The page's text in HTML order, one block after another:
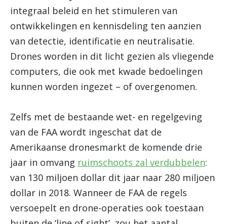
integraal beleid en het stimuleren van
ontwikkelingen en kennisdeling ten aanzien
van detectie, identificatie en neutralisatie.
Drones worden in dit licht gezien als vliegende
computers, die ook met kwade bedoelingen
kunnen worden ingezet – of overgenomen.
Zelfs met de bestaande wet- en regelgeving
van de FAA wordt ingeschat dat de
Amerikaanse dronesmarkt de komende drie
jaar in omvang ruimschoots zal verdubbelen:
van 130 miljoen dollar dit jaar naar 280 miljoen
dollar in 2018. Wanneer de FAA de regels
versoepelt en drone-operaties ook toestaan